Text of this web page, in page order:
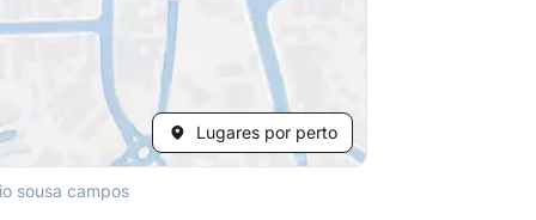
Lugares por perto
sousa campos